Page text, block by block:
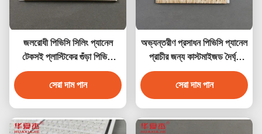
জলরোধী পিভিসি সিলিং প্যানেল
টেকসই প্লাস্টিকের গুঁড়া পিভিসি
ওয়াল প্যানেল অভ্যন্তরীণ দেয়াল
সজ্জা জন্য 250 * 5 আকার
সেরা দাম পান
অভ্যন্তরীণ প্রসাধন পিভিসি প্যানেল
প্রাচীর জন্য কাস্টমাইজড দৈর্ঘ্য
পিভিসি সিলিং প্যানেল
সেরা দাম পান